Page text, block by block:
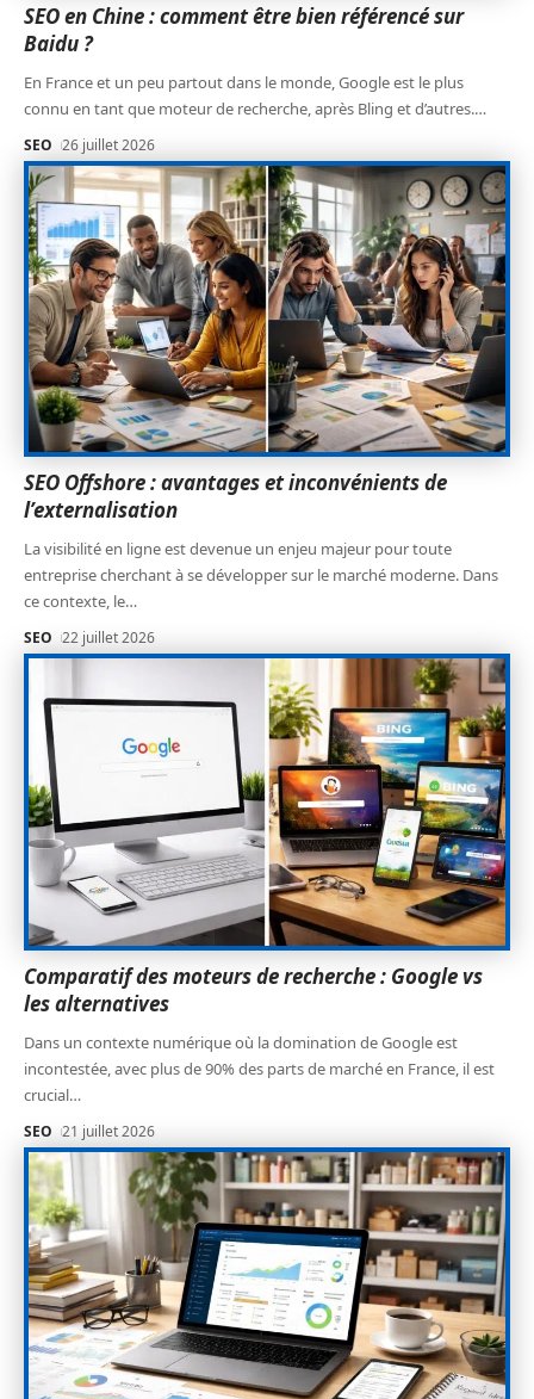
SEO en Chine : comment être bien référencé sur
Baidu ?
En France et un peu partout dans le monde, Google est le plus
connu en tant que moteur de recherche, après Bling et d’autres.…
SEO 26 juillet 2026
SEO Offshore : avantages et inconvénients de
l’externalisation
La visibilité en ligne est devenue un enjeu majeur pour toute
entreprise cherchant à se développer sur le marché moderne. Dans
ce contexte, le…
SEO 22 juillet 2026
Comparatif des moteurs de recherche : Google vs
les alternatives
Dans un contexte numérique où la domination de Google est
incontestée, avec plus de 90% des parts de marché en France, il est
crucial…
SEO 21 juillet 2026